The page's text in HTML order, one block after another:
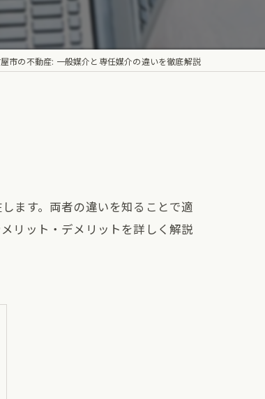
市の不動産: 一般媒介と専任媒介の違いを徹底解説
ます。両者の違いを知ることで適
リット・デメリットを詳しく解説